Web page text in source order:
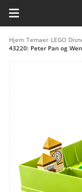
HJEM
Hjem Temaer LEGO
43220: Peter Pan og